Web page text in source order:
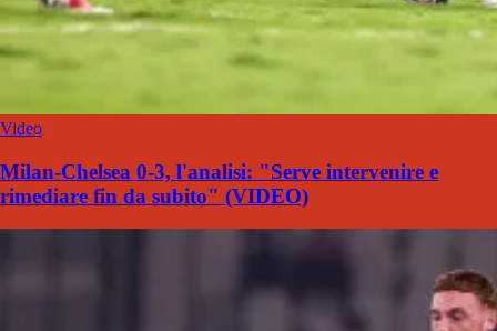
Video
Milan-Chelsea 0-3, l'analisi: "Serve intervenire e
rimediare fin da subito" (VIDEO)